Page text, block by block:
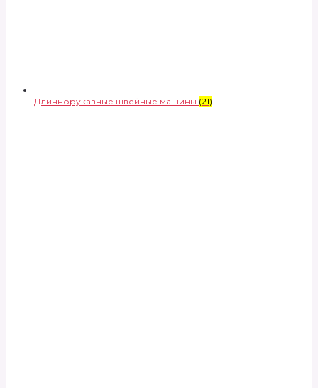
Длиннорукавные швейные машины (21)